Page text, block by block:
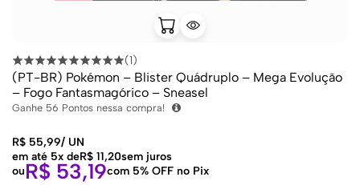
(1)
(PT-BR) Pokémon – Blister Quádruplo – Mega Evolução
– Fogo Fantasmagórico – Sneasel
Ganhe 56 Pontos nessa compra!
R$ 55,99/ UN
em até 5x deR$ 11,20sem juros
ouR$ 53,19com 5% OFF no Pix